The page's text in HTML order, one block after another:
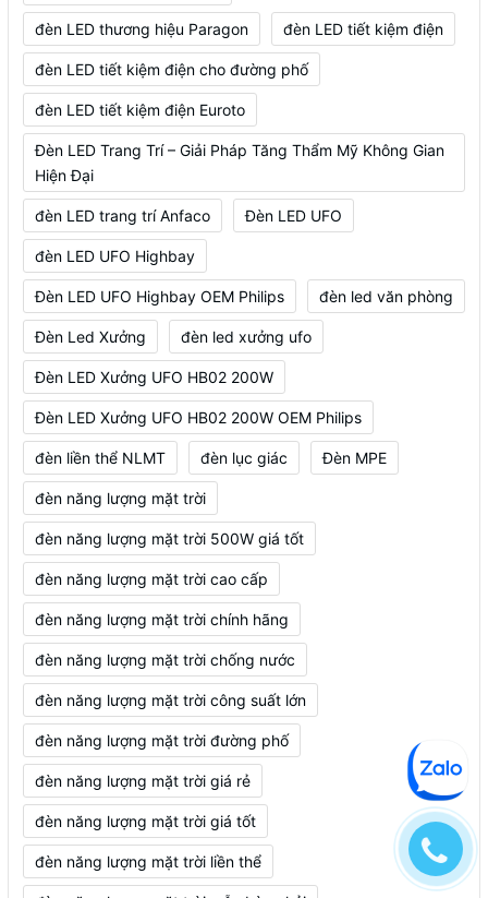
đèn LED thương hiệu Paragon đèn LED tiết kiệm điện
đèn LED tiết kiệm điện cho đường phố
đèn LED tiết kiệm điện Euroto
Đèn LED Trang Trí – Giải Pháp Tăng Thẩm Mỹ Không Gian
Hiện Đại
đèn LED trang trí Anfaco Đèn LED UFO
đèn LED UFO Highbay
Đèn LED UFO Highbay OEM Philips đèn led văn phòng
Đèn Led Xưởng đèn led xưởng ufo
Đèn LED Xưởng UFO HB02 200W
Đèn LED Xưởng UFO HB02 200W OEM Philips
đèn liền thể NLMT đèn lục giác Đèn MPE
đèn năng lượng mặt trời
đèn năng lượng mặt trời 500W giá tốt
đèn năng lượng mặt trời cao cấp
đèn năng lượng mặt trời chính hãng
đèn năng lượng mặt trời chống nước
đèn năng lượng mặt trời công suất lớn
đèn năng lượng mặt trời đường phố
đèn năng lượng mặt trời giá rẻ
đèn năng lượng mặt trời giá tốt
đèn năng lượng mặt trời liền thể